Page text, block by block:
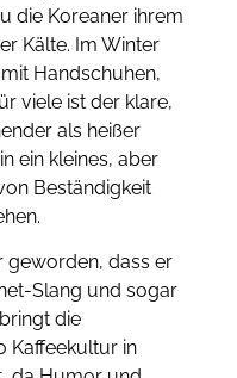
die Koreaner ihrem
Kälte. Im Winter
Handschuhen,
viele ist der klare,
als heißer
ein kleines, aber
Beständigkeit
geworden, dass er
Slang und sogar
die
Kaffeekultur in